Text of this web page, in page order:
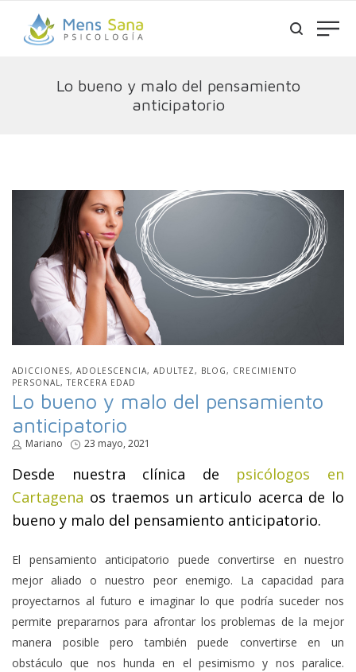
Lo bueno y malo del pensamiento
anticipatorio
PUBLICADO
EN
ADICCIONES ADOLESCENCIA ADULTEZ BLOG
CRECIMIENTO
PERSONAL
TERCERA EDAD
Lo bueno y malo del pensamiento
anticipatorio
por
Mariano
Publicado
23 mayo, 2021
Desde nuestra clínica de psicólogos en
Cartagena os traemos un articulo acerca de lo
bueno y malo del pensamiento anticipatorio.
El pensamiento anticipatorio puede convertirse en nuestro
mejor aliado o nuestro peor enemigo. La capacidad para
proyectarnos al futuro e imaginar lo que podría suceder nos
permite prepararnos para afrontar los problemas de la mejor
manera posible pero también puede convertirse en un
obstáculo que nos hunda en el pesimismo y nos paralice.